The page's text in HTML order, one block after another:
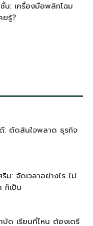
น: เครื่องมือพลิกโฉม
ยรู้?
: ตัดสินใจพลาด ธุรกิจ
ม: จัดเวลาอย่างไร ไม่
ก็เป็น
บัด เรียนที่ไหน ต้องเตรี